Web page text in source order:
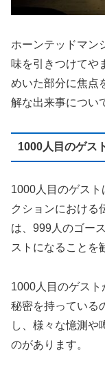
ホーンテッドマン
味を引きつけてや
めいた部分に焦点
解な出来事につい
1000人目のゲス
1000人目のゲス
クションにおける
は、999人のゴー
ストになることを
1000人目のゲス
秘密を持っている
し、様々な憶測や
のがあります。